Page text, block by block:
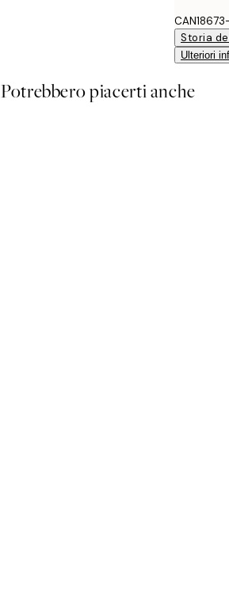
Storia
Ulteriori
Potrebbero piacerti anche